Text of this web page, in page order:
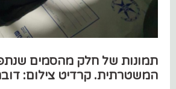
תמונות של חלק מהסמים
המשטרתית. קרדיט צילום: